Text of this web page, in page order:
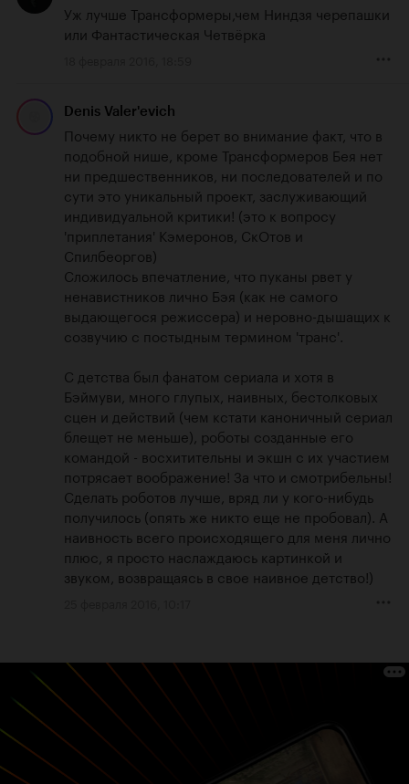
Уж лучше Трансформеры,чем Ниндзя черепашки
или Фантастическая Четвёрка
Denis Valer'evich
Почему никто не берет во внимание факт, что в
подобной нише, кроме Трансформеров Бея нет
ни предшественников, ни последователей и по
сути это уникальный проект, заслуживающий
индивидуальной критики! (это к вопросу
'приплетания' Кэмеронов, СкОтов и
Спилбеоргов)
Сложилось впечатление, что пуканы рвет у
ненавистников лично Бэя (как не самого
выдающегося режиссера) и неровно-дышащих к
созвучию с постыдным термином 'транс'.
С детства был фанатом сериала и хотя в
Бэймуви, много глупых, наивных, бестолковых
сцен и действий (чем кстати каноничный сериал
блещет не меньше), роботы созданные его
командой - восхитительны и экшн с их участием
потрясает воображение! За что и смотрибельны!
Сделать роботов лучше, вряд ли у кого-нибудь
получилось (опять же никто еще не пробовал). А
наивность всего происходящего для меня лично
плюс, я просто наслаждаюсь картинкой и
звуком, возвращаясь в свое наивное детство!)